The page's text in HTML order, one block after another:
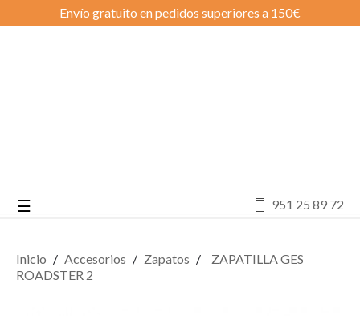
Envío gratuito en pedidos superiores a 150€
Navegación
☰ 951 25 89 72
Inicio Accesorios Zapatos
ZAPATILLA GES
ROADSTER 2